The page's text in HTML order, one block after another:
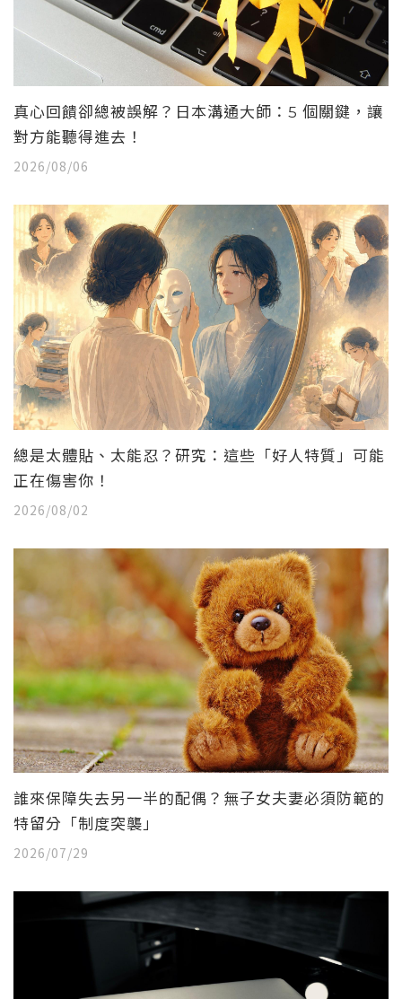
真心回饋卻總被誤解？日本溝通大師：5 個關鍵，讓
對方能聽得進去！
2026/08/06
總是太體貼、太能忍？研究：這些「好人特質」可能
正在傷害你！
2026/08/02
誰來保障失去另一半的配偶？無子女夫妻必須防範的
特留分「制度突襲」
2026/07/29